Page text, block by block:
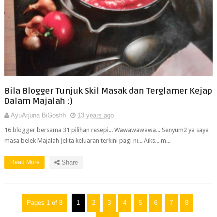
Bila Blogger Tunjuk Skil Masak dan Terglamer Kejap
Dalam Majalah :)
AyuArjuna BiGoshh
13 years ago
16 blogger bersama 31 pilihan resepi... Wawawawawa... Senyum2 ya saya
masa belek Majalah Jelita keluaran terkini pagi ni... Aiks... m...
Read More Share
Pages 1 of 8 1 2 3 4 5 6 7 8